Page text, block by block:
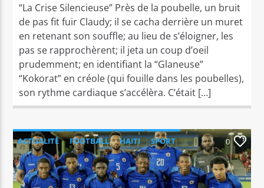
“La Crise Silencieuse” Près de la poubelle, un bruit
de pas fit fuir Claudy; il se cacha derrière un muret
en retenant son souffle; au lieu de s’éloigner, les
pas se rapprochèrent; il jeta un coup d’oeil
prudemment; en identifiant la “Glaneuse”
“Kokorat” en créole (qui fouille dans les poubelles),
son rythme cardiaque s’accélèra. C’était […]
ACTUALITÉ FOOTBALL HAITI SPORT 0